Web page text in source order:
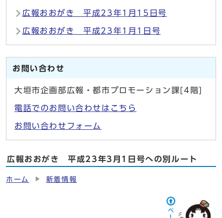
広報おおがき 平成23年1月15日号
広報おおがき 平成23年1月1日号
お問い合わせ
大垣市企画部広報・都市プロモーション課[4階]
電話でのお問い合わせはこちら
お問い合わせフォーム
広報おおがき 平成23年3月1日号への別ルート
ホーム 新着情報